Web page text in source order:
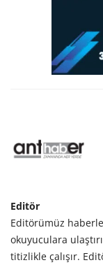
Editör
Editörümüz
okuyuculara
titizlikle çalışır.